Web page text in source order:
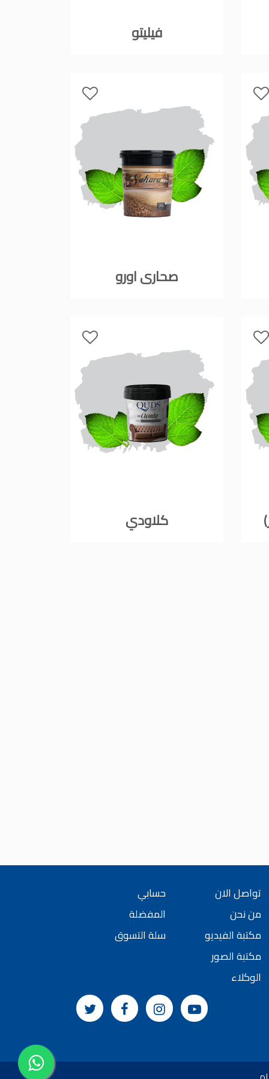
فيليتو
صحارى اورو
كلاودي
تواصل الان
من نحن
مكتبة الفيديو
مكتبة الصور
الوكلاء
حسابي
المفضلة
سلة التسوق